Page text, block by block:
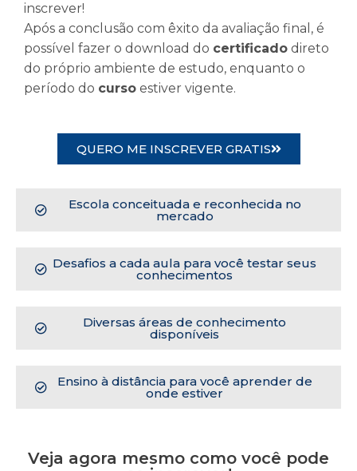
inscrever!
Após a conclusão com êxito da avaliação final, é
possível fazer o download do certificado direto
do próprio ambiente de estudo, enquanto o
período do curso estiver vigente.
QUERO ME INSCREVER GRATIS
Escola conceituada e reconhecida no
mercado
Desafios a cada aula para você testar seus
conhecimentos
Diversas áreas de conhecimento
disponíveis
Ensino à distância para você aprender de
onde estiver
Veja agora mesmo como você pode